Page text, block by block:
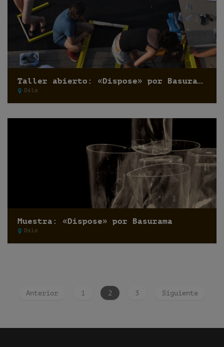
Taller abierto: «Dispose» por Basurama
Oslo
Muestra: «Dispose» por Basurama
Oslo
Anterior 1 2 3 Siguiente